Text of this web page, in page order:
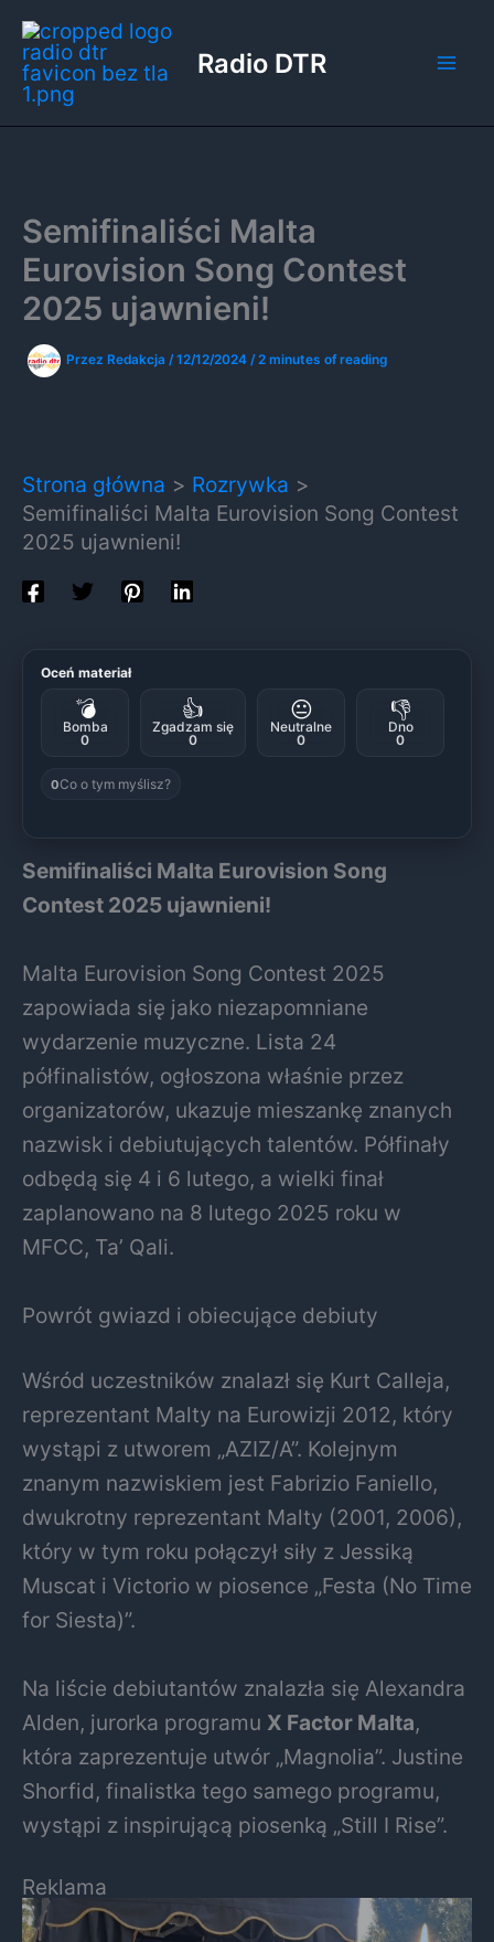
Przejdź
do
treści
Radio DTR
Semifinaliści Malta
Eurovision Song Contest
2025 ujawnieni!
Przez Redakcja /12/12/2024 /2 minutes of reading
Strona główna
Rozrywka
Semifinaliści Malta Eurovision Song Contest
2025 ujawnieni!
Oceń materiał
💣
Bomba
0
👍
Zgadzam się
0
😐
Neutralne
0
👎
Dno
0
0Co o tym myślisz?
Semifinaliści Malta Eurovision Song
Contest 2025 ujawnieni!
Malta Eurovision Song Contest 2025
zapowiada się jako niezapomniane
wydarzenie muzyczne. Lista 24
półfinalistów, ogłoszona właśnie przez
organizatorów, ukazuje mieszankę znanych
nazwisk i debiutujących talentów. Półfinały
odbędą się 4 i 6 lutego, a wielki finał
zaplanowano na 8 lutego 2025 roku w
MFCC, Ta’ Qali.
Powrót gwiazd i obiecujące debiuty
Wśród uczestników znalazł się Kurt Calleja,
reprezentant Malty na Eurowizji 2012, który
wystąpi z utworem „AZIZ/A”. Kolejnym
znanym nazwiskiem jest Fabrizio Faniello,
dwukrotny reprezentant Malty (2001, 2006),
który w tym roku połączył siły z Jessiką
Muscat i Victorio w piosence „Festa (No Time
for Siesta)”.
Na liście debiutantów znalazła się Alexandra
Alden, jurorka programu X Factor Malta,
która zaprezentuje utwór „Magnolia”. Justine
Shorfid, finalistka tego samego programu,
wystąpi z inspirującą piosenką „Still I Rise”.
Reklama